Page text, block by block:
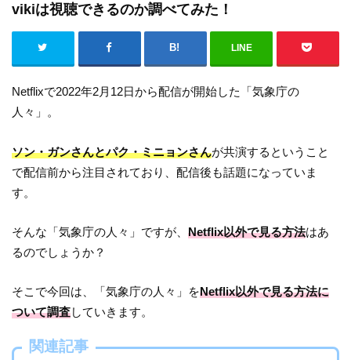
vikiは視聴できるのか調べてみた！
LINE
Netflixで2022年2月12日から配信が開始した「気象庁の
人々」。
ソン・ガンさんとパク・ミニョンさんが共演するということ
で配信前から注目されており、配信後も話題になっていま
す。
そんな「気象庁の人々」ですが、Netflix以外で見る方法はあ
るのでしょうか？
そこで今回は、「気象庁の人々」をNetflix以外で見る方法に
ついて調査していきます。
関連記事